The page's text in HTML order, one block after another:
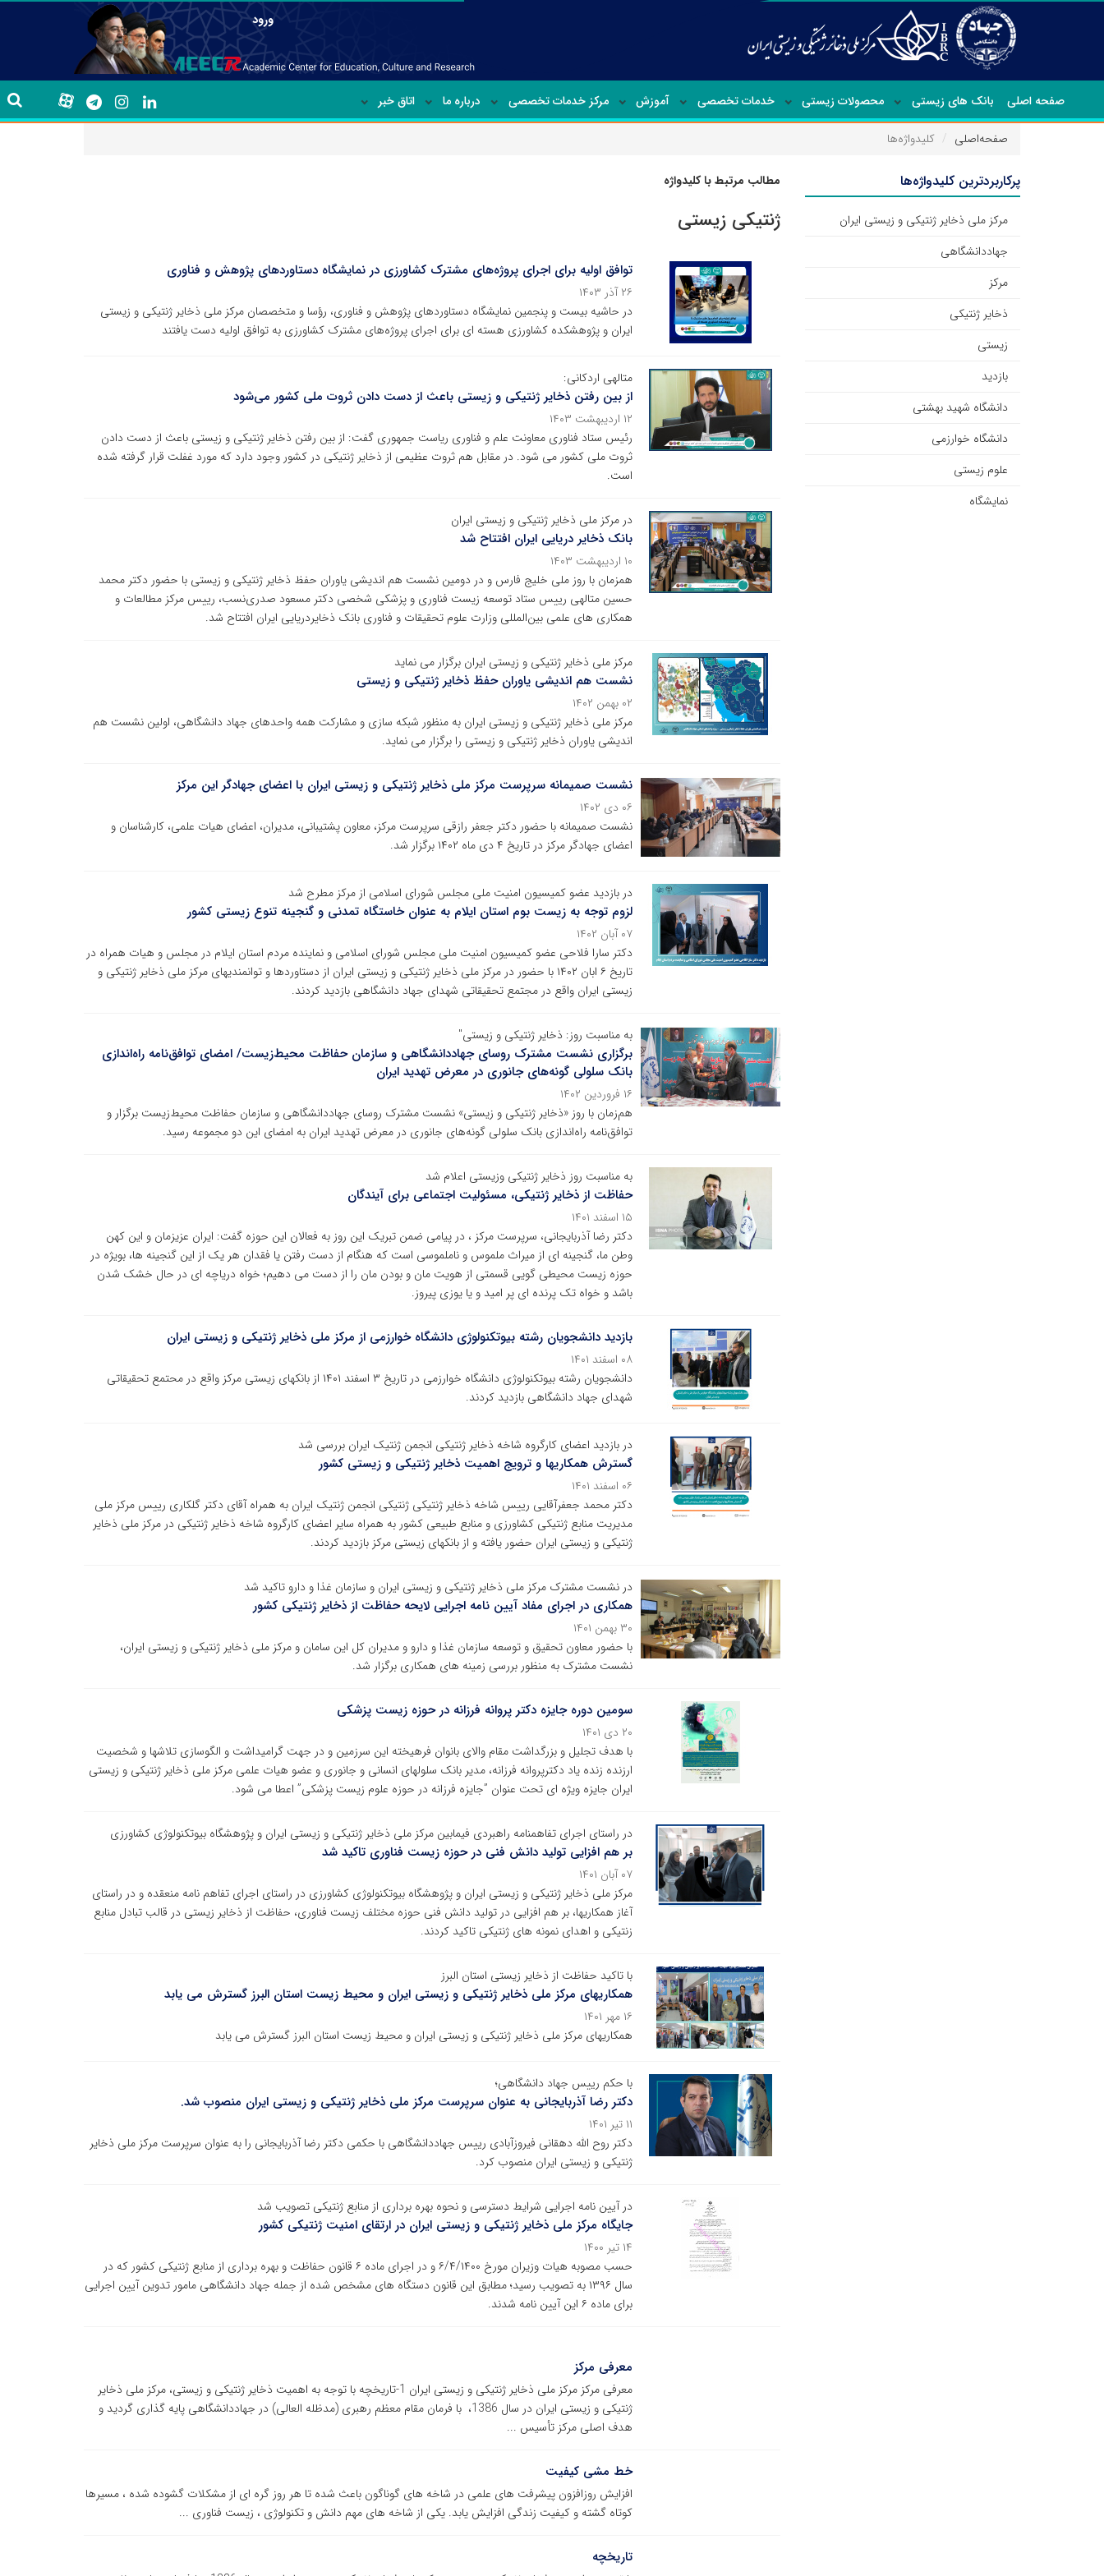
ورود
صفحه اصلی بانک های زیستی محصولات زیستی خدمات تخصصی آموزش مرکز خدمات تخصصی درباره ما اتاق خبر
صفحه‌اصلی کلیدواژه‌ها
مطالب مرتبط با کلیدواژه
ژنتیکی زیستی
توافق اولیه برای اجرای پروژه‌های مشترک کشاورزی در نمایشگاه دستاوردهای پژوهش و فناوری
۲۶ آذر ۱۴۰۳
در حاشیه بیست و پنجمین نمایشگاه دستاوردهای پژوهش و فناوری، رؤسا و متخصصان مرکز ملی ذخایر ژنتیکی و زیستی
ایران و پژوهشکده کشاورزی هسته ای برای اجرای پروژه‌های مشترک کشاورزی به توافق اولیه دست یافتند
متالهی اردکانی:
از بین رفتن ذخایر ژنتیکی و زیستی باعث از دست دادن ثروت ملی کشور می‌شود
۱۲ اردیبهشت ۱۴۰۳
رئیس ستاد فناوری معاونت علم و فناوری ریاست جمهوری گفت: از بین رفتن ذخایر ژنتیکی و زیستی باعث از دست دادن
ثروت ملی کشور می شود. در مقابل هم ثروت عظیمی از ذخایر ژنتیکی در کشور وجود دارد که مورد غفلت قرار گرفته شده
است.
در مرکز ملی ذخایر ژنتیکی و زیستی ایران
بانک ذخایر دریایی ایران افتتاح شد
۱۰ اردیبهشت ۱۴۰۳
همزمان با روز ملی خلیج فارس و در دومین نشست هم اندیشی یاوران حفظ ذخایر ژنتیکی و زیستی با حضور دکتر محمد
حسین متالهی رییس ستاد توسعه زیست فناوری و پزشکی شخصی دکتر مسعود صدری‌نسب، رییس مرکز مطالعات و
همکاری های علمی بین‌المللی وزارت علوم تحقیقات و فناوری بانک ذخایردریایی ایران افتتاح شد.
مرکز ملی ذخایر ژنتیکی و زیستی ایران برگزار می نماید
نشست هم اندیشی یاوران حفظ ذخایر ژنتیکی و زیستی
۰۲ بهمن ۱۴۰۲
مرکز ملی ذخایر ژنتیکی و زیستی ایران به منظور شبکه سازی و مشارکت همه واحدهای جهاد دانشگاهی، اولین نشست هم
اندیشی یاوران ذخایر ژنتیکی و زیستی را برگزار می نماید.
نشست صمیمانه سرپرست مرکز ملی ذخایر ژنتیکی و زیستی ایران با اعضای جهادگر این مرکز
۰۶ دی ۱۴۰۲
نشست صمیمانه با حضور دکتر جعفر رازقی سرپرست مرکز، معاون پشتیبانی، مدیران، اعضای هیات علمی، کارشناسان و
اعضای جهادگر مرکز در تاریخ ۴ دی ماه ۱۴۰۲ برگزار شد.
در بازدید عضو کمیسیون امنیت ملی مجلس شورای اسلامی از مرکز مطرح شد
لزوم توجه به زیست بوم استان ایلام به عنوان خاستگاه تمدنی و گنجینه تنوع زیستی کشور
۰۷ آبان ۱۴۰۲
دکتر سارا فلاحی عضو کمیسیون امنیت ملی مجلس شورای اسلامی و نماینده مردم استان ایلام در مجلس و هیات همراه در
تاریخ ۶ ابان ۱۴۰۲ با حضور در مرکز ملی ذخایر ژنتیکی و زیستی ایران از دستاوردها و توانمندیهای مرکز ملی ذخایر ژنتیکی و
زیستی ایران واقع در مجتمع تحقیقاتی شهدای جهاد دانشگاهی بازدید کردند.
به مناسبت روز: ذخایر ژنتیکی و زیستی"
برگزاری نشست مشترک روسای جهاددانشگاهی و سازمان حفاظت محیط‌زیست/ امضای توافق‌نامه راه‌اندازی
بانک سلولی گونه‌های جانوری در معرض تهدید ایران
۱۶ فروردین ۱۴۰۲
هم‌زمان با روز «ذخایر ژنتیکی و زیستی» نشست مشترک روسای جهاددانشگاهی و سازمان حفاظت محیط‌زیست برگزار و
توافق‌نامه راه‌اندازی بانک سلولی گونه‌های جانوری در معرض تهدید ایران به امضای این دو مجموعه رسید.
به مناسبت روز ذخایر ژنتیکی وزیستی اعلام شد
حفاظت از ذخایر ژنتیکی، مسئولیت اجتماعی برای آیندگان
۱۵ اسفند ۱۴۰۱
دکتر رضا آذربایجانی، سرپرست مرکز ، در پیامی ضمن تبریک این روز به فعالان این حوزه گفت: ایران عزیزمان و این کهن
وطن ما، گنجینه ای از میراث ملموس و ناملموسی است که هنگام از دست رفتن یا فقدان هر یک از این گنجینه ها، بویژه در
حوزه زیست محیطی گویی قسمتی از هویت مان و بودن مان را از دست می دهیم؛ خواه دریاچه ای در حال خشک شدن
باشد و خواه تک پرنده ای پر امید و یا یوزی پیروز.
بازدید دانشجویان رشته بیوتکنولوژی دانشگاه خوارزمی از مرکز ملی ذخایر ژنتیکی و زیستی ایران
۰۸ اسفند ۱۴۰۱
دانشجویان رشته بیوتکنولوژی دانشگاه خوارزمی در تاریخ ۳ اسفند ۱۴۰۱ از بانکهای زیستی مرکز واقع در محتمع تحقیقاتی
شهدای جهاد دانشگاهی بازدید کردند.
در بازدید اعضای کارگروه شاخه ذخایر ژنتیکی انجمن ژنتیک ایران بررسی شد
گسترش همکاریها و ترویج اهمیت ذخایر ژنتیکی و زیستی کشور
۰۶ اسفند ۱۴۰۱
دکتر محمد جعفرآقایی رییس شاخه ذخایر ژنتیکی ژنتیکی انجمن ژنتیک ایران به همراه آقای دکتر گلکاری رییس مرکز ملی
مدیریت منابع ژنتیکی کشاورزی و منابع طبیعی کشور به همراه سایر اعضای کارگروه شاخه ذخایر ژنتیکی در مرکز ملی ذخایر
ژنتیکی و زیستی ایران حضور یافته و از بانکهای زیستی مرکز بازدید کردند.
در نشست مشترک مرکز ملی ذخایر ژنتیکی و زیستی ایران و سازمان غذا و دارو تاکید شد
همکاری در اجرای مفاد آیین نامه اجرایی لایحه حفاظت از ذخایر ژنتیکی کشور
۳۰ بهمن ۱۴۰۱
با حضور معاون تحقیق و توسعه سازمان غذا و دارو و مدیران کل این سامان و مرکز ملی ذخایر ژنتیکی و زیستی ایران،
نشست مشترک به منظور بررسی زمینه های همکاری برگزار شد.
سومین دوره جایزه دکتر پروانه فرزانه در حوزه زیست پزشکی
۲۰ دی ۱۴۰۱
با هدف تجلیل و بزرگداشت مقام والای بانوان فرهیخته این سرزمین و در جهت گرامیداشت و الگوسازی تلاشها و شخصیت
ارزنده زنده یاد دکترپروانه فرزانه، مدیر بانک سلولهای انسانی و جانوری و عضو هیات علمی مرکز ملی ذخایر ژنتیکی و زیستی
ایران جایزه ویژه ای تحت عنوان ”جایزه فرزانه در حوزه علوم زیست پزشکی” اعطا می شود.
در راستای اجرای تفاهمنامه راهبردی فیمابین مرکز ملی ذخایر ژنتیکی و زیستی ایران و پژوهشگاه بیوتکنولوژی کشاورزی
بر هم افزایی تولید دانش فنی در حوزه زیست فناوری تاکید شد
۰۷ آبان ۱۴۰۱
مرکز ملی ذخایر ژنتیکی و زیستی ایران و پژوهشگاه بیوتکنولوژی کشاورزی در راستای اجرای تفاهم نامه منعقده و در راستای
آغاز همکاریها، بر هم افزایی در تولید دانش فنی حوزه مختلف زیست فناوری، حفاظت از ذخایر زیستی در قالب تبادل منابع
زنتیکی و اهدای نمونه های ژنتیکی تاکید کردند.
با تاکید حفاظت از ذخایر زیستی استان البرز
همکاریهای مرکز ملی ذخایر ژنتیکی و زیستی ایران و محیط زیست استان البرز گسترش می یابد
۱۶ مهر ۱۴۰۱
همکاریهای مرکز ملی ذخایر ژنتیکی و زیستی ایران و محیط زیست استان البرز گسترش می یابد
با حکم رییس جهاد دانشگاهی؛
دکتر رضا آذربایجانی به عنوان سرپرست مرکز ملی ذخایر ژنتیکی و زیستی ایران منصوب شد.
۱۱ تیر ۱۴۰۱
دکتر روح الله دهقانی فیروزآبادی رییس جهاددانشگاهی با حکمی دکتر رضا آذربایجانی را به عنوان سرپرست مرکز ملی ذخایر
ژنتیکی و زیستی ایران منصوب کرد.
در آیین نامه اجرایی شرایط دسترسی و نحوه بهره برداری از منابع ژنتیکی تصویب شد
جایگاه مرکز ملی ذخایر ژنتیکی و زیستی ایران در ارتقای امنیت ژنتیکی کشور
۱۴ تیر ۱۴۰۰
حسب مصوبه هیات وزیران مورخ ۶/۴/۱۴۰۰ و در اجرای ماده ۶ قانون حفاظت و بهره برداری از منابع ژنتیکی کشور که در
سال ۱۳۹۶ به تصویب رسید؛ مطابق این قانون دستگاه های مشخص شده از جمله جهاد دانشگاهی مامور تدوین آیین اجرایی
برای ماده ۶ این آیین نامه شدند.
معرفی مرکز
معرفی مرکز مرکز ملی ذخایر ژنتیکی و زیستی ایران 1-تاریخچه با توجه به اهمیت ذخایر ژنتیکی و زیستی، مرکز ملی ذخایر
ژنتیکی و زیستی ایران در سال 1386، با فرمان مقام معظم رهبری (مدظله العالی) در جهاددانشگاهی پایه گذاری گردید و
هدف اصلی مرکز تأسیس ...
خط مشی کیفیت
افزایش روزافزون پیشرفت های علمی در شاخه های گوناگون باعث شده تا هر روز گره ای از مشکلات گشوده شده ، مسیرها
کوتاه گشته و کیفیت زندگی افزایش یابد. یکی از شاخه های مهم دانش و تکنولوژی ، زیست فناوری ...
تاریخچه
پرکاربردترین کلیدواژه‌ها
مرکز ملی ذخایر ژنتیکی و زیستی ایران
جهاددانشگاهی
مرکز
ذخایر ژنتیکی
زیستی
بازدید
دانشگاه شهید بهشتی
دانشگاه خوارزمی
علوم زیستی
نمایشگاه